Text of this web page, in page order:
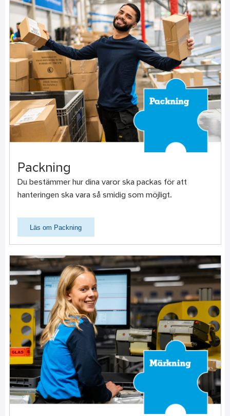
Packning
Du bestämmer hur dina varor ska packas för att
hanteringen ska vara så smidig som möjligt.
Läs om Packning